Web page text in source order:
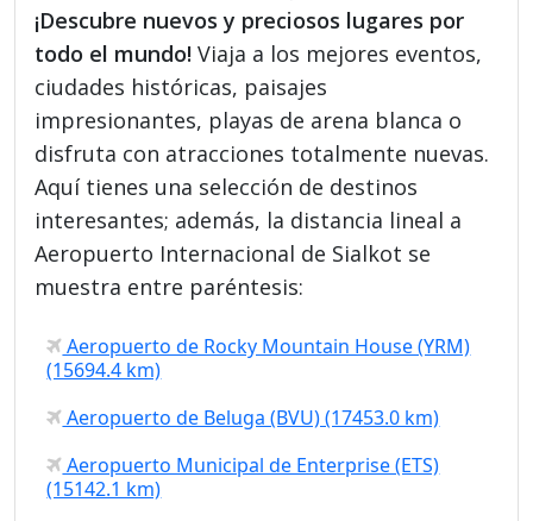
¡Descubre nuevos y preciosos lugares por
todo el mundo! Viaja a los mejores eventos,
ciudades históricas, paisajes
impresionantes, playas de arena blanca o
disfruta con atracciones totalmente nuevas.
Aquí tienes una selección de destinos
interesantes; además, la distancia lineal a
Aeropuerto Internacional de Sialkot se
muestra entre paréntesis:
Aeropuerto de Rocky Mountain House (YRM)
(15694.4 km)
Aeropuerto de Beluga (BVU) (17453.0 km)
Aeropuerto Municipal de Enterprise (ETS)
(15142.1 km)